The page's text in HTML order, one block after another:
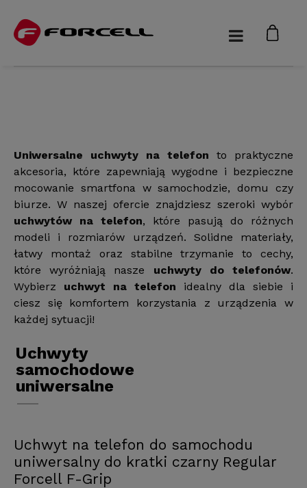
Uniwersalne uchwyty na telefon to praktyczne
akcesoria, które zapewniają wygodne i bezpieczne
mocowanie smartfona w samochodzie, domu czy
biurze. W naszej ofercie znajdziesz szeroki wybór
uchwytów na telefon, które pasują do różnych
modeli i rozmiarów urządzeń. Solidne materiały,
łatwy montaż oraz stabilne trzymanie to cechy,
które wyróżniają nasze uchwyty do telefonów.
Wybierz uchwyt na telefon idealny dla siebie i
ciesz się komfortem korzystania z urządzenia w
każdej sytuacji!
Uchwyty
samochodowe
uniwersalne
Uchwyt na telefon do samochodu
uniwersalny do kratki czarny Regular
Forcell F-Grip